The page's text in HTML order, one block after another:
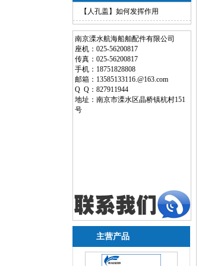
【人孔盖】如何发挥作用
南京溧水航海船舶配件有限公司
座机：025-56200817
传真：025-56200817
手机：18751828808
邮箱：13585133116.@163.com
Q Q：827911944
地址：南京市溧水区晶桥镇杭村151
号
主营产品